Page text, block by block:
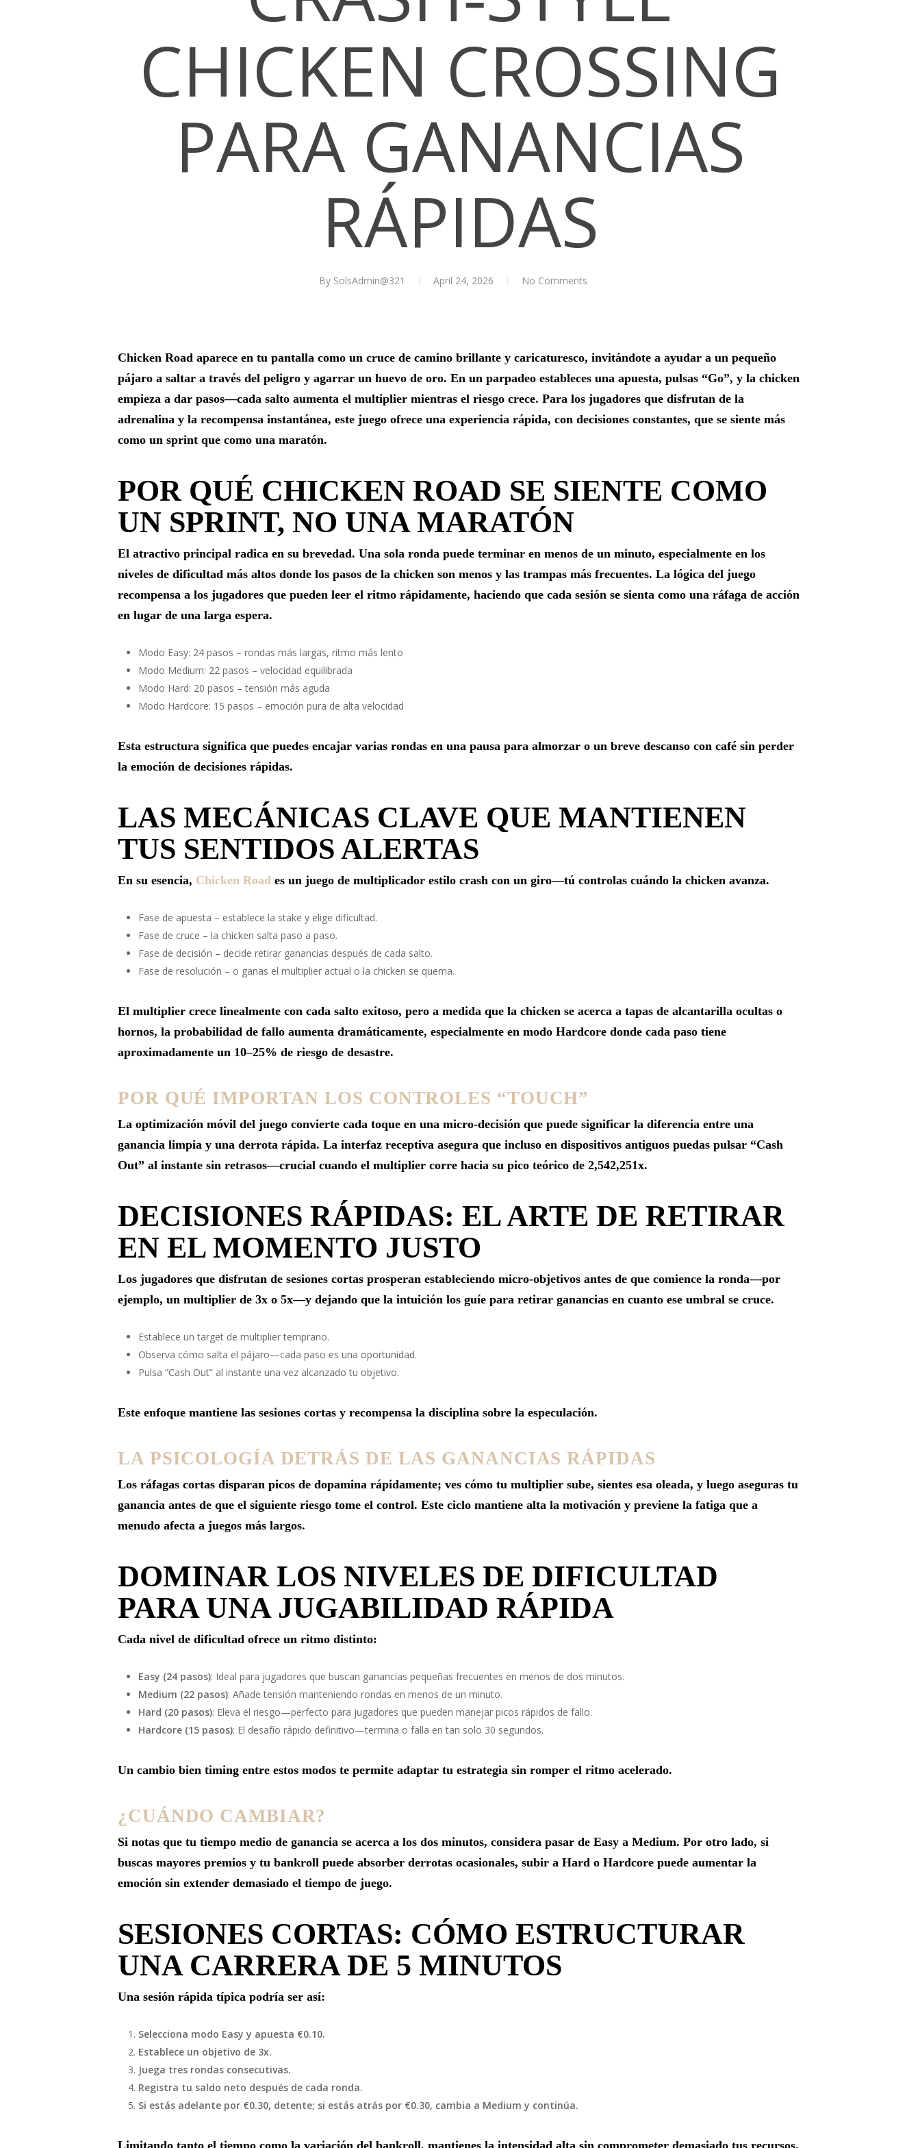
CHICKEN CROSSING
PARA GANANCIAS
RÁPIDAS
By SolsAdmin@321 April 24, 2026 No Comments
Chicken Road aparece en tu pantalla como un cruce de camino brillante y caricaturesco, invitándote a ayudar a un pequeño
pájaro a saltar a través del peligro y agarrar un huevo de oro. En un parpadeo estableces una apuesta, pulsas “Go”, y la chicken
empieza a dar pasos—cada salto aumenta el multiplier mientras el riesgo crece. Para los jugadores que disfrutan de la
adrenalina y la recompensa instantánea, este juego ofrece una experiencia rápida, con decisiones constantes, que se siente más
como un sprint que como una maratón.
POR QUÉ CHICKEN ROAD SE SIENTE COMO
UN SPRINT, NO UNA MARATÓN
El atractivo principal radica en su brevedad. Una sola ronda puede terminar en menos de un minuto, especialmente en los
niveles de dificultad más altos donde los pasos de la chicken son menos y las trampas más frecuentes. La lógica del juego
recompensa a los jugadores que pueden leer el ritmo rápidamente, haciendo que cada sesión se sienta como una ráfaga de acción
en lugar de una larga espera.
Modo Easy: 24 pasos – rondas más largas, ritmo más lento
Modo Medium: 22 pasos – velocidad equilibrada
Modo Hard: 20 pasos – tensión más aguda
Modo Hardcore: 15 pasos – emoción pura de alta velocidad
Esta estructura significa que puedes encajar varias rondas en una pausa para almorzar o un breve descanso con café sin perder
la emoción de decisiones rápidas.
LAS MECÁNICAS CLAVE QUE MANTIENEN
TUS SENTIDOS ALERTAS
En su esencia, Chicken Road es un juego de multiplicador estilo crash con un giro—tú controlas cuándo la chicken avanza.
Fase de apuesta – establece la stake y elige dificultad.
Fase de cruce – la chicken salta paso a paso.
Fase de decisión – decide retirar ganancias después de cada salto.
Fase de resolución – o ganas el multiplier actual o la chicken se quema.
El multiplier crece linealmente con cada salto exitoso, pero a medida que la chicken se acerca a tapas de alcantarilla ocultas o
hornos, la probabilidad de fallo aumenta dramáticamente, especialmente en modo Hardcore donde cada paso tiene
aproximadamente un 10–25% de riesgo de desastre.
POR QUÉ IMPORTAN LOS CONTROLES “TOUCH”
La optimización móvil del juego convierte cada toque en una micro‑decisión que puede significar la diferencia entre una
ganancia limpia y una derrota rápida. La interfaz receptiva asegura que incluso en dispositivos antiguos puedas pulsar “Cash
Out” al instante sin retrasos—crucial cuando el multiplier corre hacia su pico teórico de 2,542,251x.
DECISIONES RÁPIDAS: EL ARTE DE RETIRAR
EN EL MOMENTO JUSTO
Los jugadores que disfrutan de sesiones cortas prosperan estableciendo micro‑objetivos antes de que comience la ronda—por
ejemplo, un multiplier de 3x o 5x—y dejando que la intuición los guíe para retirar ganancias en cuanto ese umbral se cruce.
Establece un target de multiplier temprano.
Observa cómo salta el pájaro—cada paso es una oportunidad.
Pulsa “Cash Out” al instante una vez alcanzado tu objetivo.
Este enfoque mantiene las sesiones cortas y recompensa la disciplina sobre la especulación.
LA PSICOLOGÍA DETRÁS DE LAS GANANCIAS RÁPIDAS
Los ráfagas cortas disparan picos de dopamina rápidamente; ves cómo tu multiplier sube, sientes esa oleada, y luego aseguras tu
ganancia antes de que el siguiente riesgo tome el control. Este ciclo mantiene alta la motivación y previene la fatiga que a
menudo afecta a juegos más largos.
DOMINAR LOS NIVELES DE DIFICULTAD
PARA UNA JUGABILIDAD RÁPIDA
Cada nivel de dificultad ofrece un ritmo distinto:
Easy (24 pasos): Ideal para jugadores que buscan ganancias pequeñas frecuentes en menos de dos minutos.
Medium (22 pasos): Añade tensión manteniendo rondas en menos de un minuto.
Hard (20 pasos): Eleva el riesgo—perfecto para jugadores que pueden manejar picos rápidos de fallo.
Hardcore (15 pasos): El desafío rápido definitivo—termina o falla en tan solo 30 segundos.
Un cambio bien timing entre estos modos te permite adaptar tu estrategia sin romper el ritmo acelerado.
¿CUÁNDO CAMBIAR?
Si notas que tu tiempo medio de ganancia se acerca a los dos minutos, considera pasar de Easy a Medium. Por otro lado, si
buscas mayores premios y tu bankroll puede absorber derrotas ocasionales, subir a Hard o Hardcore puede aumentar la
emoción sin extender demasiado el tiempo de juego.
SESIONES CORTAS: CÓMO ESTRUCTURAR
UNA CARRERA DE 5 MINUTOS
Una sesión rápida típica podría ser así:
Selecciona modo Easy y apuesta €0.10.
Establece un objetivo de 3x.
Juega tres rondas consecutivas.
Registra tu saldo neto después de cada ronda.
Si estás adelante por €0.30, detente; si estás atrás por €0.30, cambia a Medium y continúa.
Limitando tanto el tiempo como la variación del bankroll, mantienes la intensidad alta sin comprometer demasiado tus recursos.